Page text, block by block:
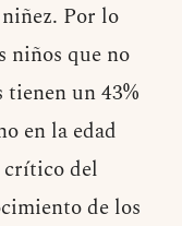
Por lo
niños que no
tienen un 43%
en la edad
crítico del
de los